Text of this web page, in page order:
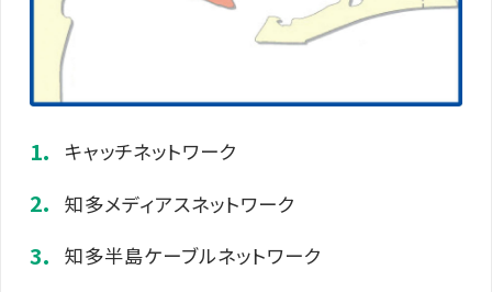
キャッチネットワーク
知多メディアスネットワーク
知多半島ケーブルネットワーク